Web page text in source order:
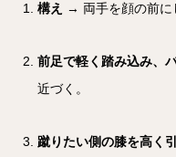
構え → 両手を顔の前に
前足で軽く踏み込み、
近づく。
蹴りたい側の膝を高く